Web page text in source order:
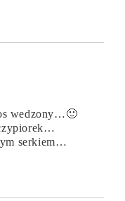
wedzony…🙂
serkiem…